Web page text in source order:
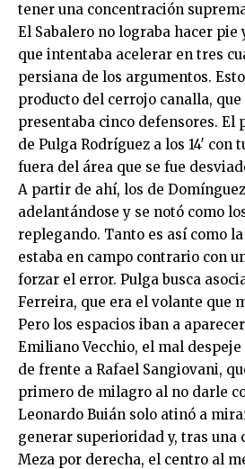
tener una concentración
El Sabalero no lograba hacer pie
que intentaba acelerar en tres
persiana de los argumentos.
producto del cerrojo canalla,
presentaba cinco defensores. El
de Pulga Rodríguez a los 14′
fuera del área que se fue
A partir de ahí, los de
adelantándose y se notó como
replegando. Tanto es así como
estaba en campo contrario con
forzar el error. Pulga busca
Ferreira, que era el volante que
Pero los espacios iban a
Emiliano Vecchio, el mal
de frente a Rafael Sangiovani,
primero de milagro al no darle
Leonardo Buián solo atinó a
generar superioridad y, tras una
Meza por derecha, el centro al